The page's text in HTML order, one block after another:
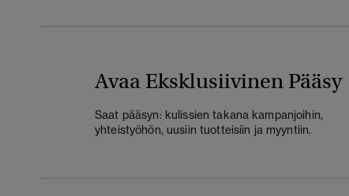
Avaa Eksklusiivinen Pääsy
Saat pääsyn: kulissien takana kampanjoihin,
yhteistyöhön, uusiin tuotteisiin ja myyntiin.